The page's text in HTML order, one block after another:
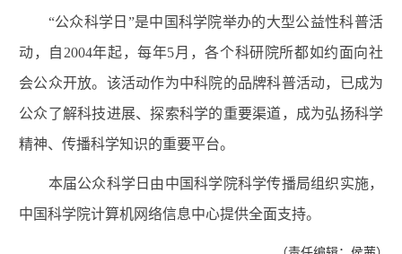
“公众科学日”是中国科学院举办的大型公益性科普活
动，自2004年起，每年5月，各个科研院所都如约面向社
会公众开放。该活动作为中科院的品牌科普活动，已成为
公众了解科技进展、探索科学的重要渠道，成为弘扬科学
精神、传播科学知识的重要平台。
本届公众科学日由中国科学院科学传播局组织实施，
中国科学院计算机网络信息中心提供全面支持。